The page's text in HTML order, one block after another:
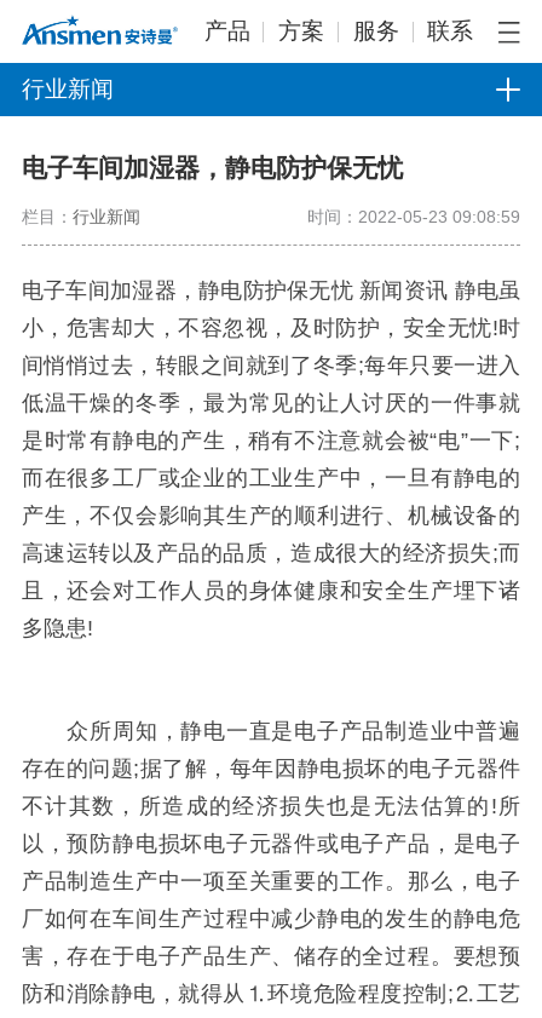
产品 方案 服务 联系
行业新闻
电子车间加湿器，静电防护保无忧
栏目： 行业新闻 时间：2022-05-23 09:08:59
电子车间加湿器，静电防护保无忧 新闻资讯 静电虽
小，危害却大，不容忽视，及时防护，安全无忧!时
间悄悄过去，转眼之间就到了冬季;每年只要一进入
低温干燥的冬季，最为常见的让人讨厌的一件事就
是时常有静电的产生，稍有不注意就会被“电”一下;
而在很多工厂或企业的工业生产中，一旦有静电的
产生，不仅会影响其生产的顺利进行、机械设备的
高速运转以及产品的品质，造成很大的经济损失;而
且，还会对工作人员的身体健康和安全生产埋下诸
多隐患!
众所周知，静电一直是电子产品制造业中普遍
存在的问题;据了解，每年因静电损坏的电子元器件
不计其数，所造成的经济损失也是无法估算的!所
以，预防静电损坏电子元器件或电子产品，是电子
产品制造生产中一项至关重要的工作。那么，电子
厂如何在车间生产过程中减少静电的发生的静电危
害，存在于电子产品生产、储存的全过程。要想预
防和消除静电，就得从⒈环境危险程度控制;⒉工艺